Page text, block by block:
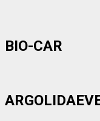
BIO-CAR